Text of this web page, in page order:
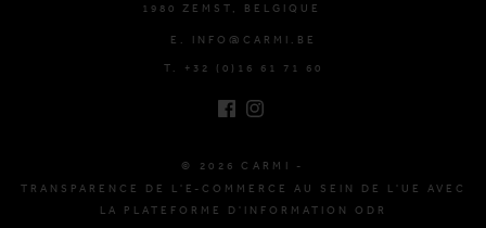
1980 ZEMST, BELGIQUE
E. INFO@CARMI.BE
T. +32 (0)16 61 71 60
© 2026 CARMI -
TRANSPARENCE DE L'E-COMMERCE AU SEIN DE L'UE AVEC
LA PLATEFORME D'INFORMATION ODR